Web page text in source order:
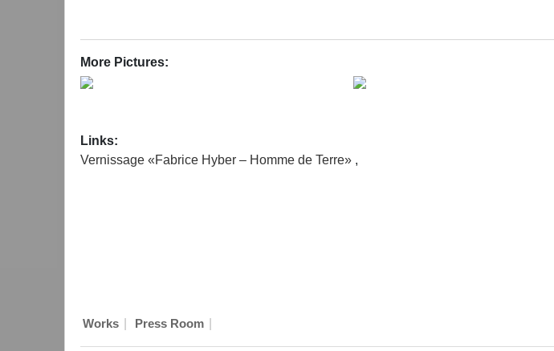
More Pictures:
Links:
Vernissage «Fabrice Hyber – Homme de Terre» ,
Works Press Room